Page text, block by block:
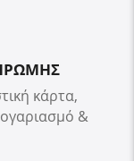
κάρτα,
&